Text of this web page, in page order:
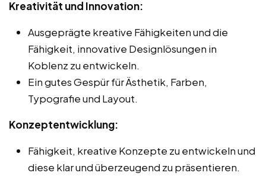
Kreativität und Innovation:
Ausgeprägte kreative Fähigkeiten und die
Fähigkeit, innovative Designlösungen in
Koblenz zu entwickeln.
Ein gutes Gespür für Ästhetik, Farben,
Typografie und Layout.
Konzeptentwicklung:
Fähigkeit, kreative Konzepte zu entwickeln und
diese klar und überzeugend zu präsentieren.